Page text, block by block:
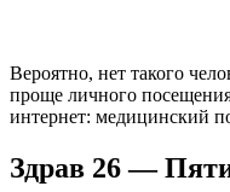
Вероятно, нет такого
проще личного
интернет: медицинский
Здрав 26 —